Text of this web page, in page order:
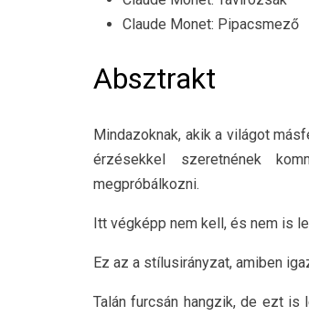
Claude Monet: Pipacsmező
Absztrakt
Mindazoknak, akik a világot
érzésekkel szeretnének
megpróbálkozni.
Itt végképp nem kell, és nem is
Ez az a stílusirányzat, amiben
Talán furcsán hangzik, de ezt